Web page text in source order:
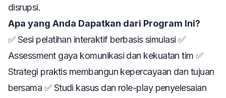
disrupsi.
Apa yang Anda Dapatkan dari Program Ini?
✅ Sesi pelatihan interaktif berbasis simulasi ✅
Assessment gaya komunikasi dan kekuatan tim ✅
Strategi praktis membangun kepercayaan dan tujuan
bersama ✅ Studi kasus dan role-play penyelesaian